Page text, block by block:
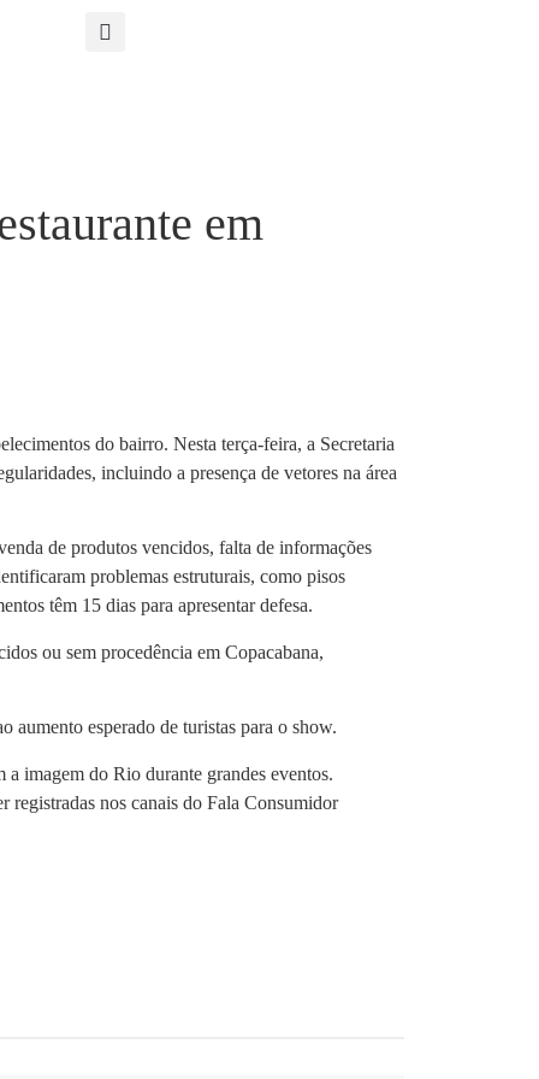
em
do bairro. Nesta terça-feira, a Secretaria
incluindo a presença de vetores na área
de produtos vencidos, falta de informações
problemas estruturais, como pisos
têm 15 dias para apresentar defesa.
ou sem procedência em Copacabana,
aumento esperado de turistas para o show.
a imagem do Rio durante grandes eventos.
registradas nos canais do Fala Consumidor